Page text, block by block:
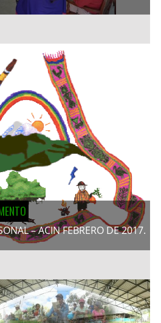
– ACIN FEBRERO DE 2017.